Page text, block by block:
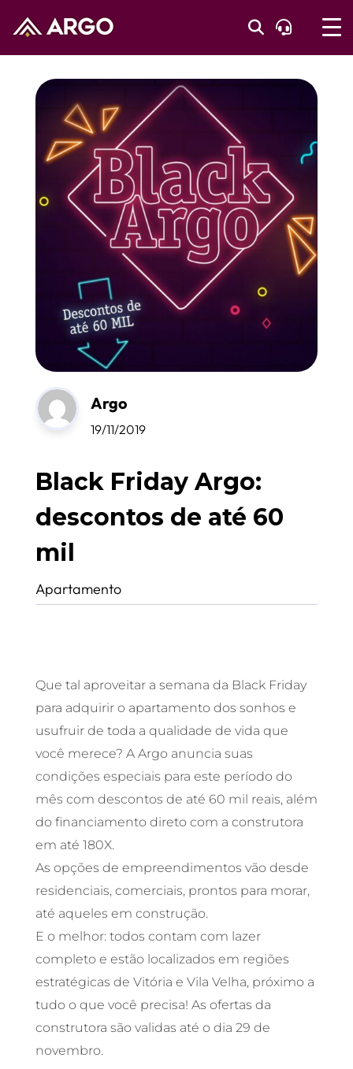
Argo
19/11/2019
Black Friday Argo:
descontos de até 60
mil
Apartamento
Que tal aproveitar a semana da Black Friday
para adquirir o apartamento dos sonhos e
usufruir de toda a qualidade de vida que
você merece? A Argo anuncia suas
condições especiais para este período do
mês com descontos de até 60 mil reais, além
do financiamento direto com a construtora
em até 180X.
As opções de empreendimentos vão desde
residenciais, comerciais, prontos para morar,
até aqueles em construção.
E o melhor: todos contam com lazer
completo e estão localizados em regiões
estratégicas de Vitória e Vila Velha, próximo a
tudo o que você precisa! As ofertas da
construtora são validas até o dia 29 de
novembro.